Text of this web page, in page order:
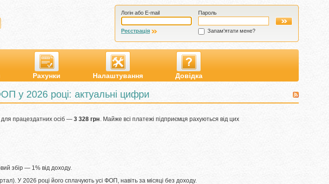
Логін або E-mail
Реєстрація
Пароль
Запам'ятати мене?
Рахунки Налаштування Довідка
у 2026 році: актуальні цифри
для працездатних осіб —3 328 грн. Майже всі платежі підприємця рахуються від цих
збір — 1% від доходу.
У 2026 році його сплачують усі ФОП, навіть за місяці без доходу.